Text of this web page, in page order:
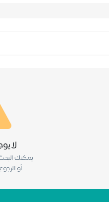
لا
يمكنك
أو